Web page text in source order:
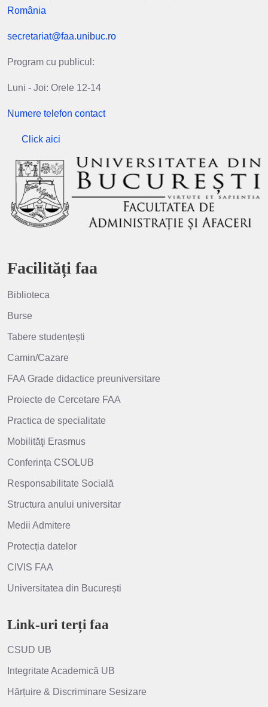
România
secretariat@faa.unibuc.ro
Program cu publicul:
Luni - Joi: Orele 12-14
Numere telefon contact
Click aici
Facilități faa
Biblioteca
Burse
Tabere studențești
Camin/Cazare
FAA Grade didactice preuniversitare
Proiecte de Cercetare FAA
Practica de specialitate
Mobilităţi Erasmus
Conferința CSOLUB
Responsabilitate Socială
Structura anului universitar
Medii Admitere
Protecția datelor
CIVIS FAA
Universitatea din București
Link-uri terți faa
CSUD UB
Integritate Academică UB
Hărțuire & Discriminare Sesizare